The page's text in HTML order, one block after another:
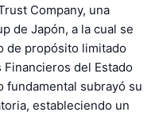
Company, una
de Japón, a la cual se
de propósito limitado
del Estado
fundamental subrayó su
estableciendo un